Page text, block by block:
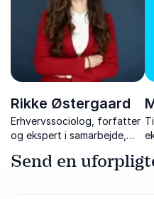
Rikke Østergaard
Erhvervssociolog, forfatter
og ekspert i samarbejde,
Send en